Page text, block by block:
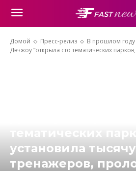
Домой Пресс-релиз
В прошлом
Дэчжоу “открыла сто тематических
тематических
установила тысячу
тренажеров,